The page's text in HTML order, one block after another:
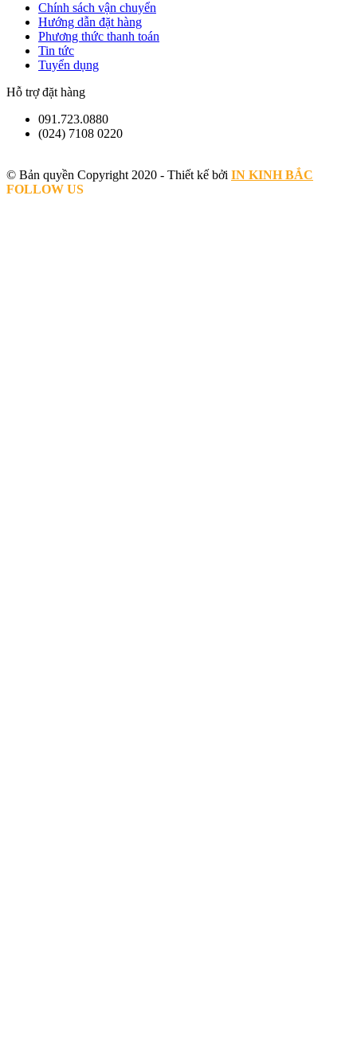
Chính sách vận chuyển
Hướng dẫn đặt hàng
Phương thức thanh toán
Tin tức
Tuyển dụng
Hỗ trợ đặt hàng
091.723.0880
(024) 7108 0220
© Bản quyền Copyright 2020 - Thiết kế bởi IN KINH BẮC
FOLLOW US